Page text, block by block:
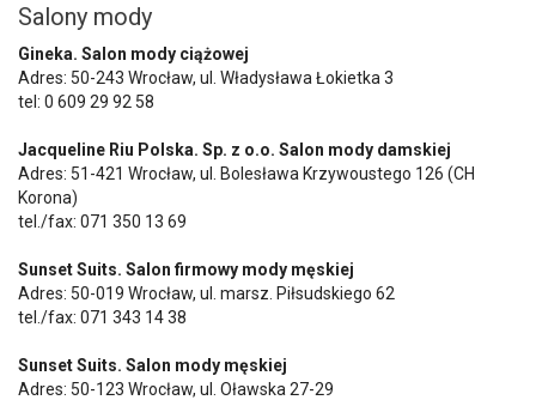
Salony mody
Gineka. Salon mody ciążowej
Adres: 50-243 Wrocław, ul. Władysława Łokietka 3
tel: 0 609 29 92 58
Jacqueline Riu Polska. Sp. z o.o. Salon mody damskiej
Adres: 51-421 Wrocław, ul. Bolesława Krzywoustego 126 (CH
Korona)
tel./fax: 071 350 13 69
Sunset Suits. Salon firmowy mody męskiej
Adres: 50-019 Wrocław, ul. marsz. Piłsudskiego 62
tel./fax: 071 343 14 38
Sunset Suits. Salon mody męskiej
Adres: 50-123 Wrocław, ul. Oławska 27-29